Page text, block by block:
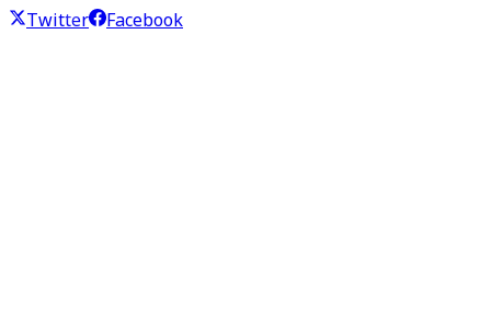
Twitter
Facebook